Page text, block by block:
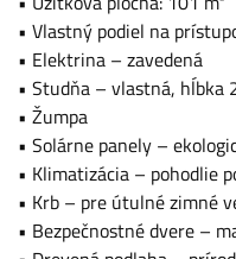
• Vlastný podiel na
• Elektrina – zavedená
• Studňa – vlastná, hĺbka
• Žumpa
• Solárne panely –
• Klimatizácia – pohodlie
• Krb – pre útulné zimné
• Bezpečnostné dvere –